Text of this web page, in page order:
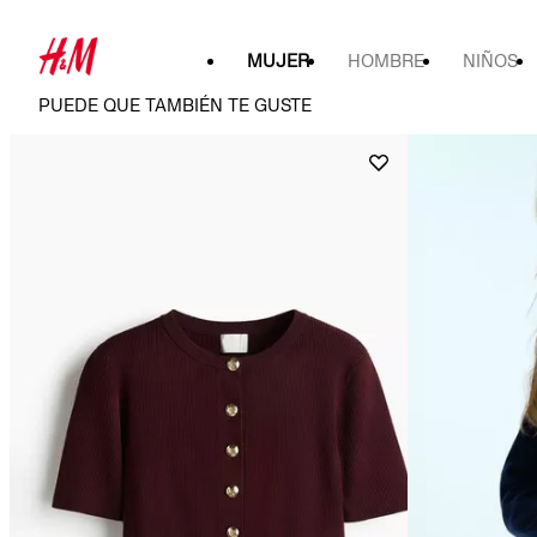
MUJER HOMBRE NIÑOS
PUEDE QUE TAMBIÉN TE GUSTE